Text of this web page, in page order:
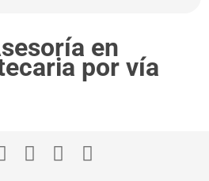
en
por vía